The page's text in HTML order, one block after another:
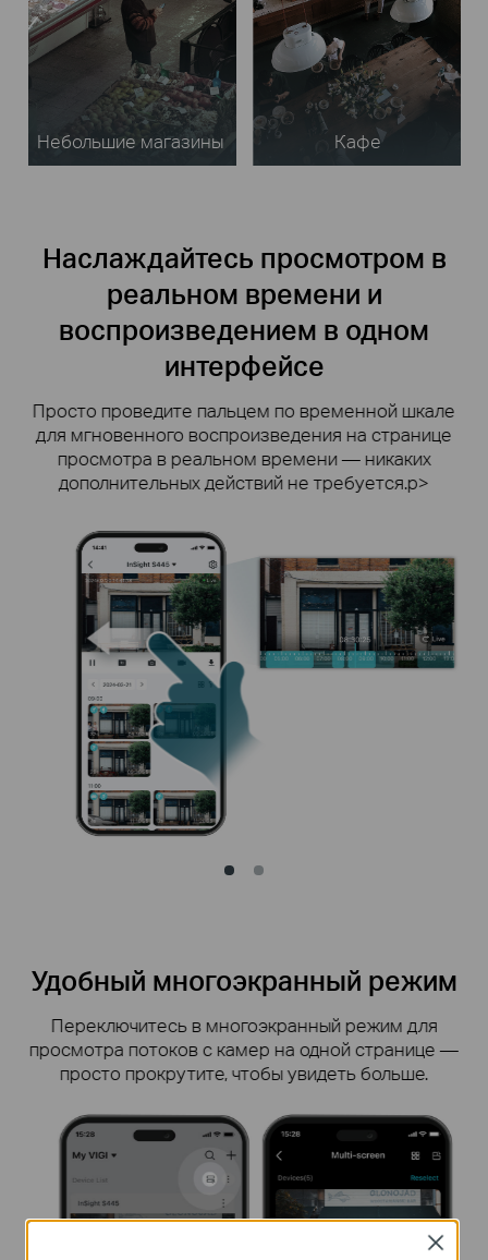
Небольшие магазины Кафе
Наслаждайтесь просмотром в
реальном времени и
воспроизведением в одном
интерфейсе
Просто проведите пальцем по временной шкале
для мгновенного воспроизведения на странице
просмотра в реальном времени — никаких
дополнительных действий не требуется.p>
Удобный многоэкранный режим
Переключитесь в многоэкранный режим для
просмотра потоков с камер на одной странице —
просто прокрутите, чтобы увидеть больше.
Close